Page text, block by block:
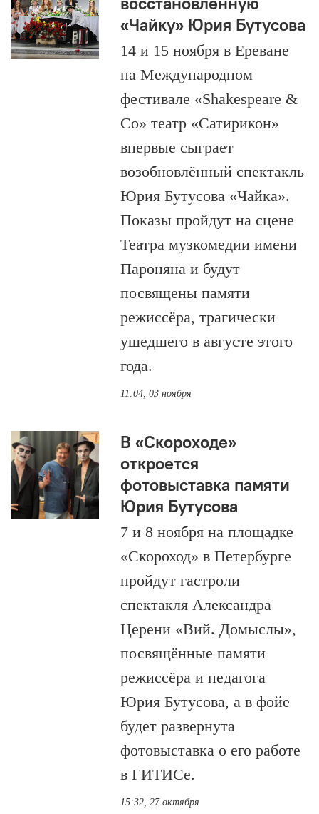
«Чайку» Юрия Бутусова
14 и 15 ноября в Ереване
на Международном
фестивале «Shakespeare &
Co» театр «Сатирикон»
впервые сыграет
возобновлённый спектакль
Юрия Бутусова «Чайка».
Показы пройдут на сцене
Театра музкомедии имени
Пароняна и будут
посвящены памяти
режиссёра, трагически
ушедшего в августе этого
года.
11:04, 03 ноября
В «Скороходе»
откроется
фотовыставка памяти
Юрия Бутусова
7 и 8 ноября на площадке
«Скороход» в Петербурге
пройдут гастроли
спектакля Александра
Церени «Вий. Домыслы»,
посвящённые памяти
режиссёра и педагога
Юрия Бутусова, а в фойе
будет развернута
фотовыставка о его работе
в ГИТИСе.
15:32, 27 октября